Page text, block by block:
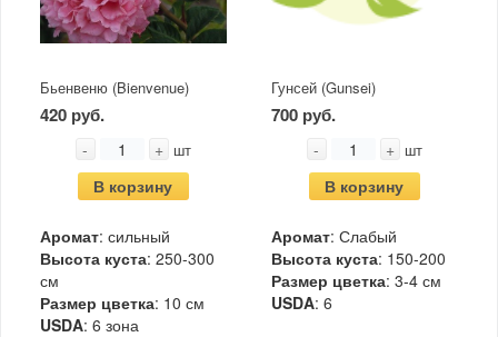
Бьенвеню (Bienvenue)
420 руб.
- + шт
В корзину
Аромат: сильный
Высота куста: 250-300
см
Размер цветка: 10 см
USDA: 6 зона
Гунсей (Gunsei)
700 руб.
- + шт
В корзину
Аромат: Слабый
Высота куста: 150-200
Размер цветка: 3-4 см
USDA: 6